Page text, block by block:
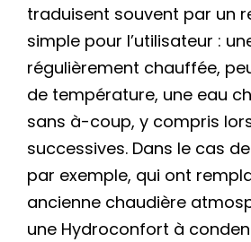
traduisent souvent par un
simple pour l’utilisateur :
régulièrement chauffée,
de température, une eau
sans à-coup, y compris
successives. Dans le cas
par exemple, qui ont
ancienne chaudière
une Hydroconfort à